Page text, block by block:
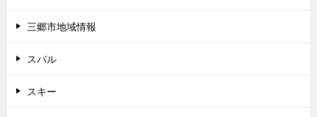
三郷市地域情報
スバル
スキー